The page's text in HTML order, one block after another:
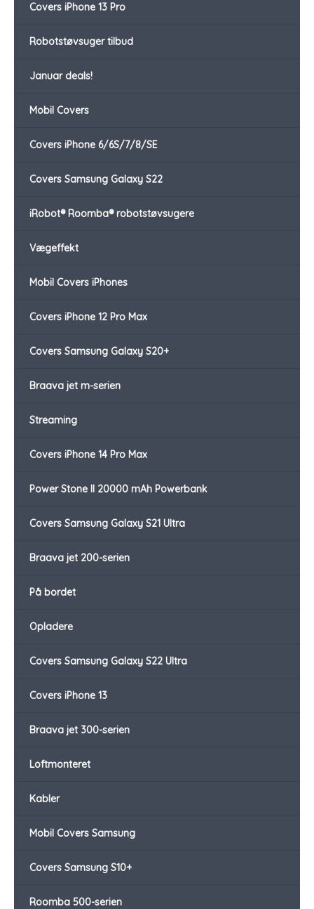
Covers iPhone 13 Pro
Robotstøvsuger tilbud
Januar deals!
Mobil Covers
Covers iPhone 6/6S/7/8/SE
Covers Samsung Galaxy S22
iRobot® Roomba® robotstøvsugere
Vægeffekt
Mobil Covers iPhones
Covers iPhone 12 Pro Max
Covers Samsung Galaxy S20+
Braava jet m-serien
Streaming
Covers iPhone 14 Pro Max
Power Stone II 20000 mAh Powerbank
Covers Samsung Galaxy S21 Ultra
Braava jet 200-serien
På bordet
Opladere
Covers Samsung Galaxy S22 Ultra
Covers iPhone 13
Braava jet 300-serien
Loftmonteret
Kabler
Mobil Covers Samsung
Covers Samsung S10+
Roomba 500-serien